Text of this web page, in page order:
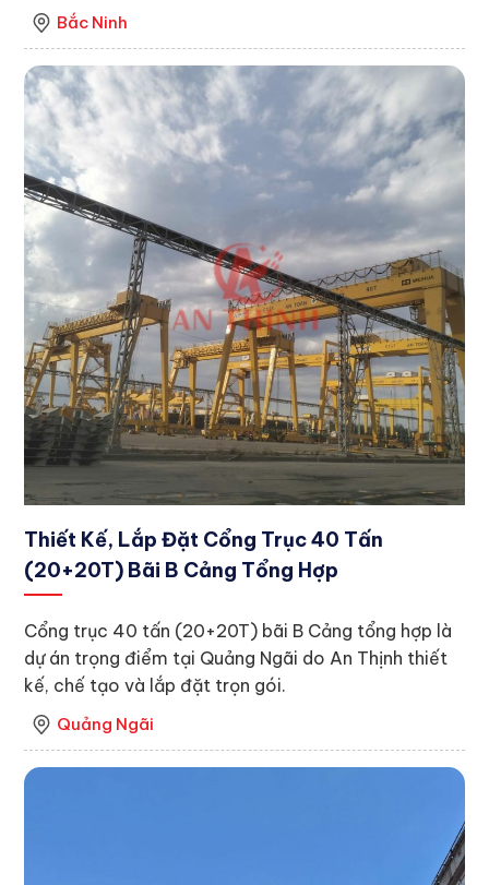
Bắc Ninh
Thiết Kế, Lắp Đặt Cổng Trục 40 Tấn
(20+20T) Bãi B Cảng Tổng Hợp
Cổng trục 40 tấn (20+20T) bãi B Cảng tổng hợp là
dự án trọng điểm tại Quảng Ngãi do An Thịnh thiết
kế, chế tạo và lắp đặt trọn gói.
Quảng Ngãi